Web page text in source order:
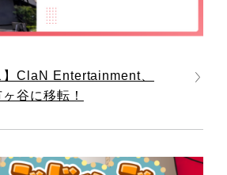
】ClaN Entertainment、
谷に移転！